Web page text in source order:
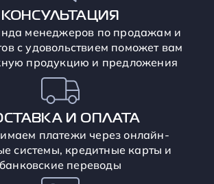
КОНСУЛЬТАЦИЯ
менеджеров по продажам и
с удовольствием поможет вам
продукцию и предложения
И ОПЛАТА
платежи через онлайн-
системы, кредитные карты и
банковские переводы